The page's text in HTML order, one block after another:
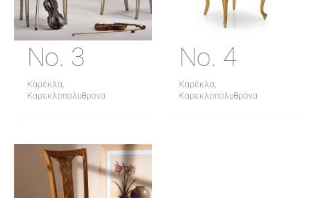
No. 3
Καρέκλα,
Καρεκλοπολυθρόνα
No. 4
Καρέκλα,
Καρεκλοπολυθρόνα